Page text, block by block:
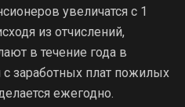
увеличатся с 1
из отчислений,
в течение года в
заработных плат пожилых
ежегодно.